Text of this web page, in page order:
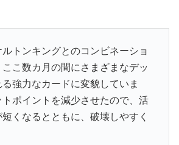
トンキングとのコンビネーショ
こ数カ月の間にさまざまなデッ
強力なカードに変貌していま
ポイントを減少させたので、活
くなるとともに、破壊しやすく